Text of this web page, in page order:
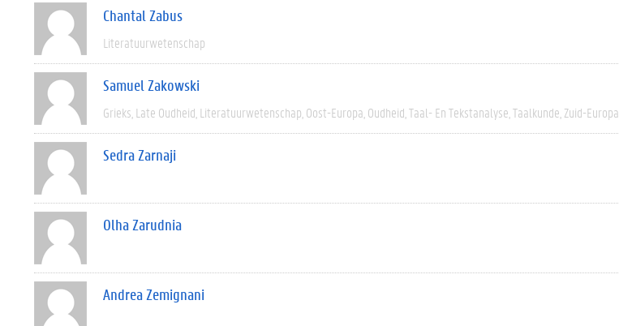
Chantal Zabus
Literatuurwetenschap
Samuel Zakowski
Grieks Late Oudheid Literatuurwetenschap Oost-Europa Oudheid Taal- En Tekstanalyse Taalkunde Zuid-Europa
Sedra Zarnaji
Olha Zarudnia
Andrea Zemignani